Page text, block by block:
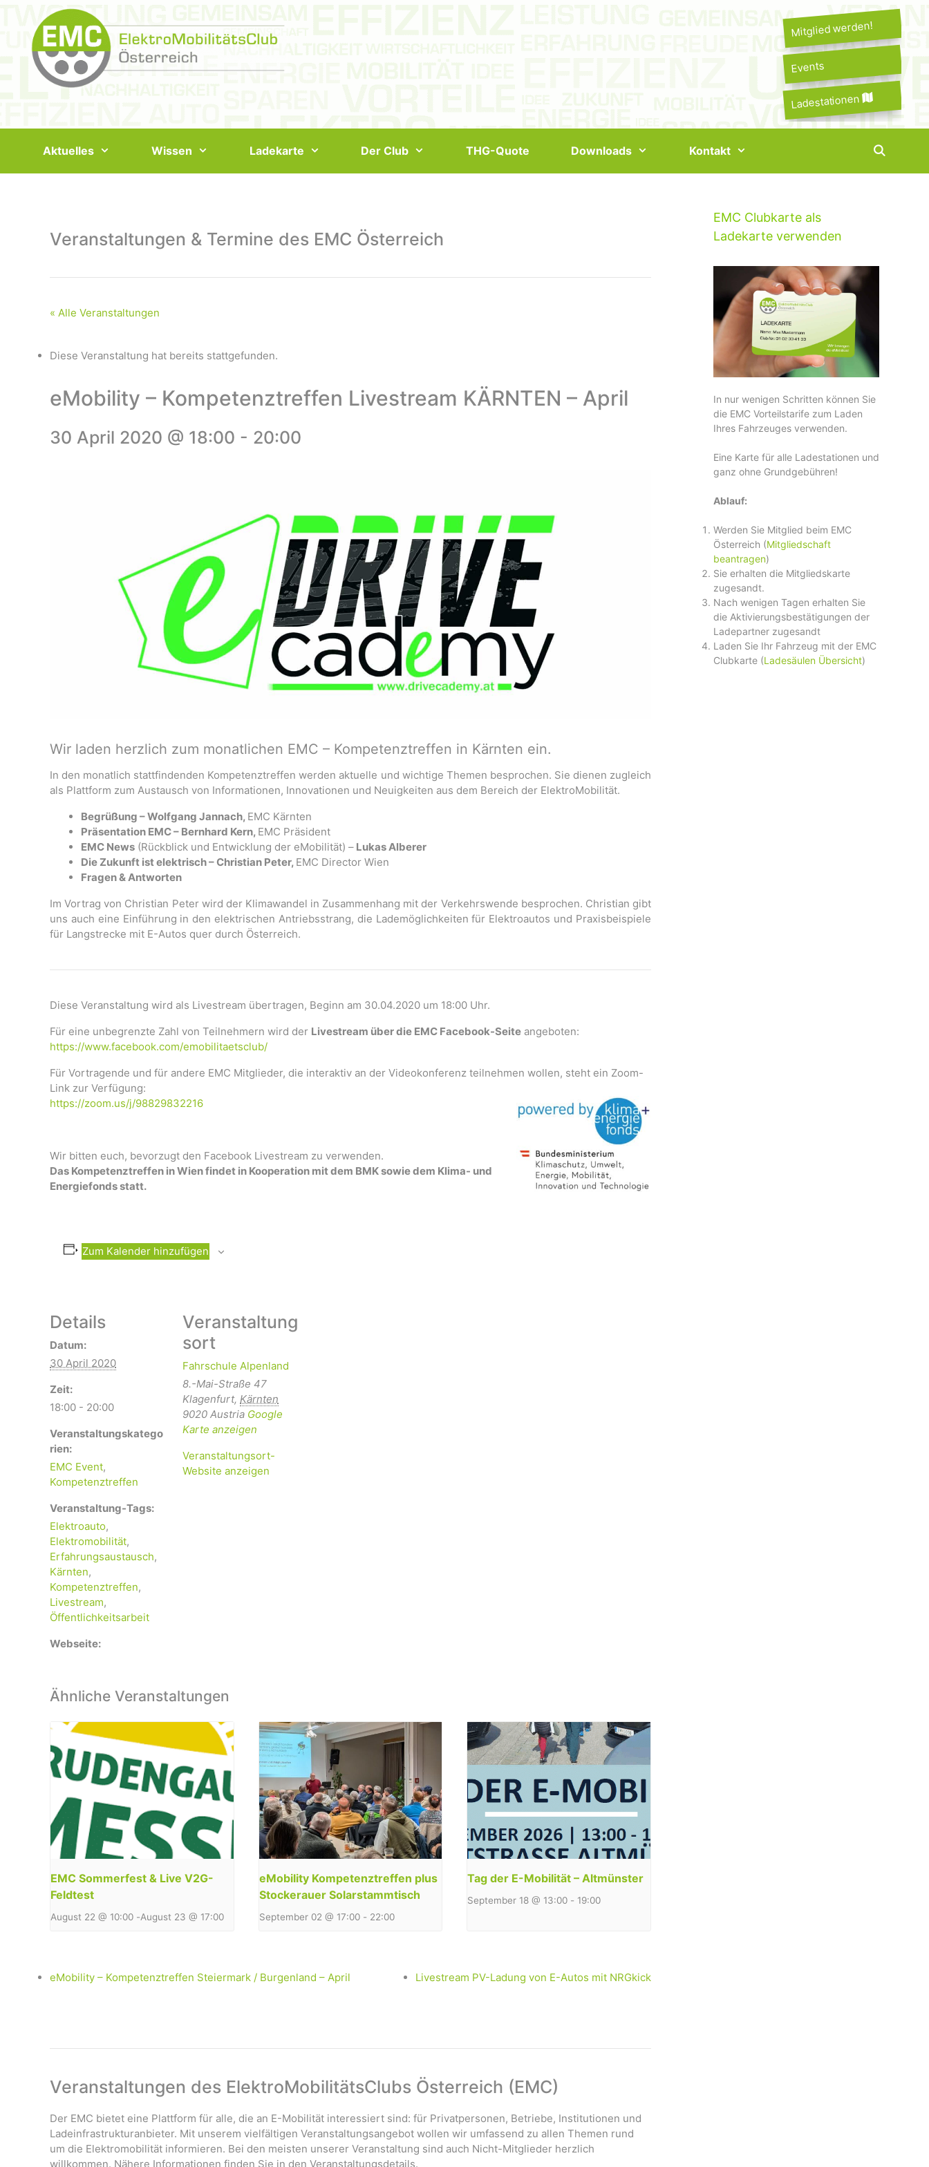
Mitglied werden!
Events
Ladestationen
Aktuelles Wissen Ladekarte Der Club THG-Quote Downloads Kontakt
Veranstaltungen & Termine des EMC Österreich
« Alle Veranstaltungen
Diese Veranstaltung hat bereits stattgefunden.
eMobility – Kompetenztreffen Livestream KÄRNTEN – April
30 April 2020 @ 18:00 - 20:00
Wir laden herzlich zum monatlichen EMC – Kompetenztreffen in Kärnten ein.
In den monatlich stattfindenden Kompetenztreffen werden aktuelle und wichtige Themen besprochen. Sie dienen zugleich
als Plattform zum Austausch von Informationen, Innovationen und Neuigkeiten aus dem Bereich der ElektroMobilität.
Begrüßung – Wolfgang Jannach, EMC Kärnten
Präsentation EMC – Bernhard Kern, EMC Präsident
EMC News (Rückblick und Entwicklung der eMobilität) – Lukas Alberer
Die Zukunft ist elektrisch – Christian Peter, EMC Director Wien
Fragen & Antworten
Im Vortrag von Christian Peter wird der Klimawandel in Zusammenhang mit der Verkehrswende besprochen. Christian gibt
uns auch eine Einführung in den elektrischen Antriebsstrang, die Lademöglichkeiten für Elektroautos und Praxisbeispiele
für Langstrecke mit E-Autos quer durch Österreich.
Diese Veranstaltung wird als Livestream übertragen, Beginn am 30.04.2020 um 18:00 Uhr.
Für eine unbegrenzte Zahl von Teilnehmern wird der Livestream über die EMC Facebook-Seite angeboten:
https://www.facebook.com/emobilitaetsclub/
Für Vortragende und für andere EMC Mitglieder, die interaktiv an der Videokonferenz teilnehmen wollen, steht ein Zoom-
Link zur Verfügung:
https://zoom.us/j/98829832216
Wir bitten euch, bevorzugt den Facebook Livestream zu verwenden.
Das Kompetenztreffen in Wien findet in Kooperation mit dem BMK sowie dem Klima- und
Energiefonds statt.
Zum Kalender hinzufügen
Details
Datum:
30 April 2020
Zeit:
18:00 - 20:00
Veranstaltungskatego
rien:
EMC Event,
Kompetenztreffen
Veranstaltung-Tags:
Elektroauto,
Elektromobilität,
Erfahrungsaustausch,
Kärnten,
Kompetenztreffen,
Livestream,
Öffentlichkeitsarbeit
Webseite:
Veranstaltung
sort
Fahrschule Alpenland
8.-Mai-Straße 47
Klagenfurt, Kärnten
9020 Austria Google
Karte anzeigen
Veranstaltungsort-
Website anzeigen
Ähnliche Veranstaltungen
EMC Sommerfest & Live V2G-
Feldtest
August 22 @ 10:00 -August 23 @ 17:00
eMobility Kompetenztreffen plus
Stockerauer Solarstammtisch
September 02 @ 17:00 - 22:00
Tag der E-Mobilität – Altmünster
September 18 @ 13:00 - 19:00
eMobility – Kompetenztreffen Steiermark / Burgenland – April Livestream PV-Ladung von E-Autos mit NRGkick
Veranstaltungen des ElektroMobilitätsClubs Österreich (EMC)
Der EMC bietet eine Plattform für alle, die an E-Mobilität interessiert sind: für Privatpersonen, Betriebe, Institutionen und
Ladeinfrastrukturanbieter. Mit unserem vielfältigen Veranstaltungsangebot wollen wir umfassend zu allen Themen rund
um die Elektromobilität informieren. Bei den meisten unserer Veranstaltung sind auch Nicht-Mitglieder herzlich
willkommen. Nähere Informationen finden Sie in den Veranstaltungsdetails.
EMC Clubkarte als
Ladekarte verwenden
In nur wenigen Schritten können Sie
die EMC Vorteilstarife zum Laden
Ihres Fahrzeuges verwenden.
Eine Karte für alle Ladestationen und
ganz ohne Grundgebühren!
Ablauf:
Werden Sie Mitglied beim EMC
Österreich (Mitgliedschaft
beantragen)
Sie erhalten die Mitgliedskarte
zugesandt.
Nach wenigen Tagen erhalten Sie
die Aktivierungsbestätigungen der
Ladepartner zugesandt
Laden Sie Ihr Fahrzeug mit der EMC
Clubkarte (Ladesäulen Übersicht)